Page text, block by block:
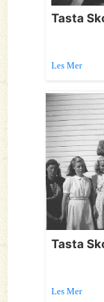
Tasta
Les Mer
Tasta
Les Mer